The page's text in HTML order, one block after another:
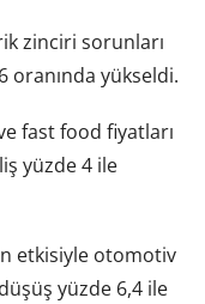
zinciri sorunları
oranında yükseldi.
fast food fiyatları
yüzde 4 ile
etkisiyle otomotiv
yüzde 6,4 ile